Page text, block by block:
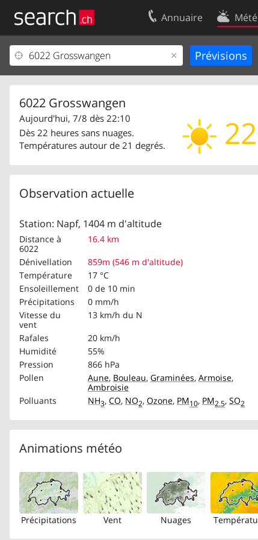
Annuaire
6022 Grosswangen
Aujourd'hui, 7/8 dès 22:10
Dès 22 heures sans nuages.
Températures autour de 21 degrés.
Observation actuelle
Station: Napf, 1404 m d'altitude
Distance à
6022
16.4 km
Dénivellation
859m (546 m d'altitude)
Température
17 °C
Ensoleillement
0 de 10 min
Précipitations
0 mm/h
Vitesse du
vent
13 km/h du N
Rafales
20 km/h
Humidité
55%
Pression
866 hPa
Pollen
Aune, Bouleau, Graminées, Armoise,
Ambroisie
Polluants
NH3, CO, NO2, Ozone, PM10, PM2.5, SO2
Animations météo
Précipitations Vent Nuages
Votre inscription
Centre clients
Contact